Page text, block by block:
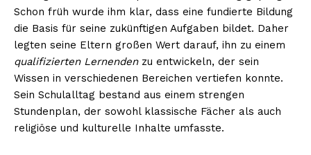
Schon früh wurde ihm klar, dass eine fundierte Bildung
die Basis für seine zukünftigen Aufgaben bildet. Daher
legten seine Eltern großen Wert darauf, ihn zu einem
qualifizierten Lernendenzu entwickeln, der sein
Wissen in verschiedenen Bereichen vertiefen konnte.
Sein Schulalltag bestand aus einem strengen
Stundenplan, der sowohl klassische Fächer als auch
religiöse und kulturelle Inhalte umfasste.